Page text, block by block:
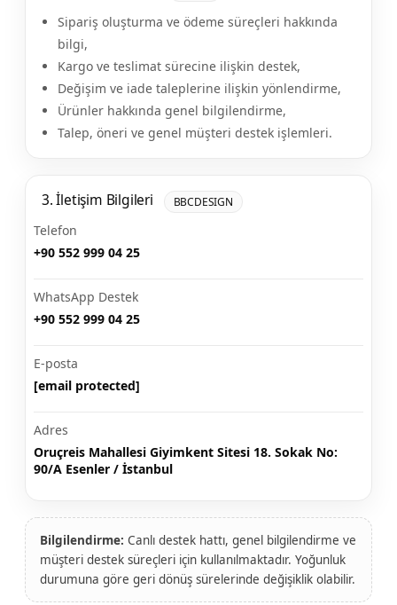
Sipariş oluşturma ve ödeme süreçleri hakkında
bilgi,
Kargo ve teslimat sürecine ilişkin destek,
Değişim ve iade taleplerine ilişkin yönlendirme,
Ürünler hakkında genel bilgilendirme,
Talep, öneri ve genel müşteri destek işlemleri.
3. İletişim Bilgileri BBCDESIGN
Telefon
+90 552 999 04 25
WhatsApp Destek
+90 552 999 04 25
E-posta
[email protected]
Adres
Oruçreis Mahallesi Giyimkent Sitesi 18. Sokak No:
90/A Esenler / İstanbul
Bilgilendirme: Canlı destek hattı, genel bilgilendirme ve
müşteri destek süreçleri için kullanılmaktadır. Yoğunluk
durumuna göre geri dönüş sürelerinde değişiklik olabilir.